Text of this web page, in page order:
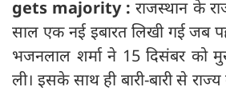
gets majority :राजस्थान के
साल एक नई इबारत लिखी गई जब
भजनलाल शर्मा ने 15 दिसंबर को
ली। इसके साथ ही बारी-बारी से